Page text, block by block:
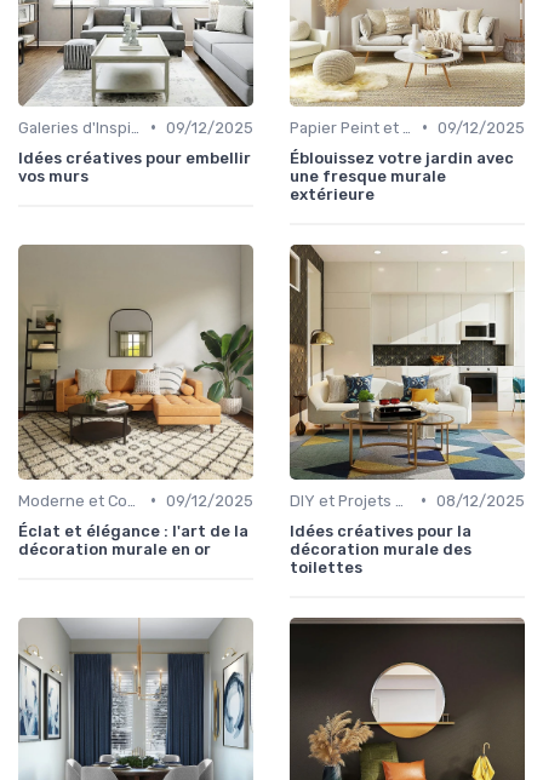
• 09/12/2025
Idées créatives pour embellir
vos murs
• 09/12/2025
Éblouissez votre jardin avec
une fresque murale
extérieure
• 09/12/2025
Éclat et élégance : l'art de la
décoration murale en or
• 08/12/2025
Idées créatives pour la
décoration murale des
toilettes